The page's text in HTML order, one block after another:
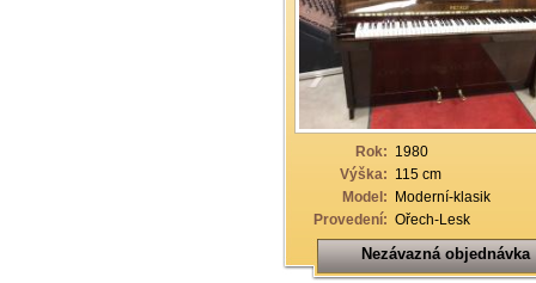
33
35
39
40
Rok: 1980
Výška: 115 cm
Model: Moderní-klasik
Provedení: Ořech-Lesk
Nezávazná objednávka